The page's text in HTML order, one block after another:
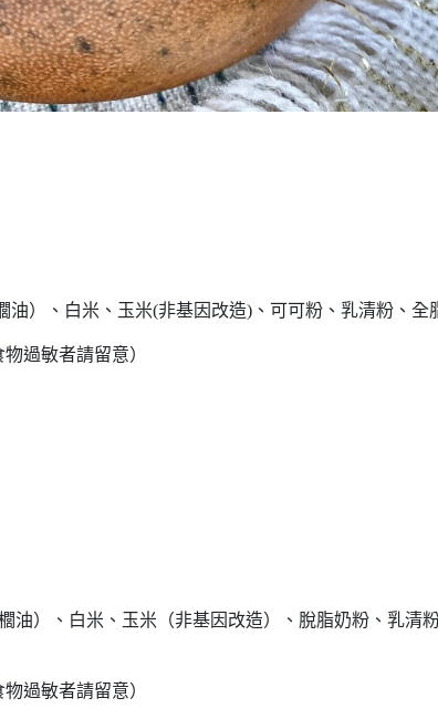
）、白米、玉米(非基因改造)、可可粉、乳清粉、
過敏者請留意）
油）、白米、玉米（非基因改造）、脫脂奶粉、乳清
過敏者請留意）